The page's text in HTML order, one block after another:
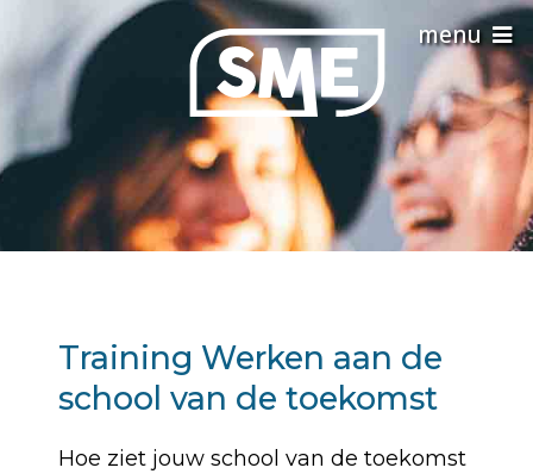
Training Werken aan de
school van de toekomst
Hoe ziet jouw school van de toekomst